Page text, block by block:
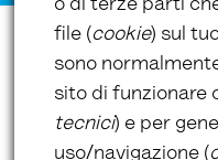
o di terze parti
file (cookie) sul
sono
sito di funzionare
tecnici) e per
uso/navigazione (